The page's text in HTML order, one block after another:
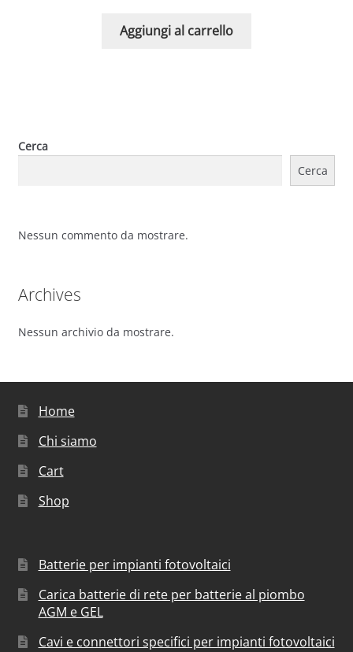
Aggiungi al carrello
Cerca
Cerca
Nessun commento da mostrare.
Archives
Nessun archivio da mostrare.
Home
Chi siamo
Cart
Shop
Batterie per impianti fotovoltaici
Carica batterie di rete per batterie al piombo
AGM e GEL
Cavi e connettori specifici per impianti fotovoltaici